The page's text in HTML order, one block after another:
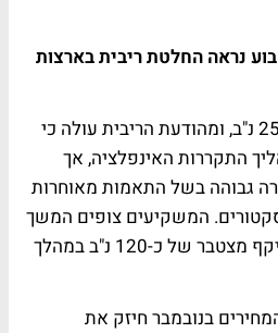
נראה החלטת ריבית בארצות
"הריבית באירופה ירדה ב-25 נ"ב, ומהודעת הריבית עולה כי
התקררות האינפלציה, אך
גבוהה בשל התאמות מאוחרות
המשקיעים צופים המשך
תהליך הפחתות ריבית בהיקף מצטבר של כ-120 נ"ב במהלך
בנובמבר חיזק את